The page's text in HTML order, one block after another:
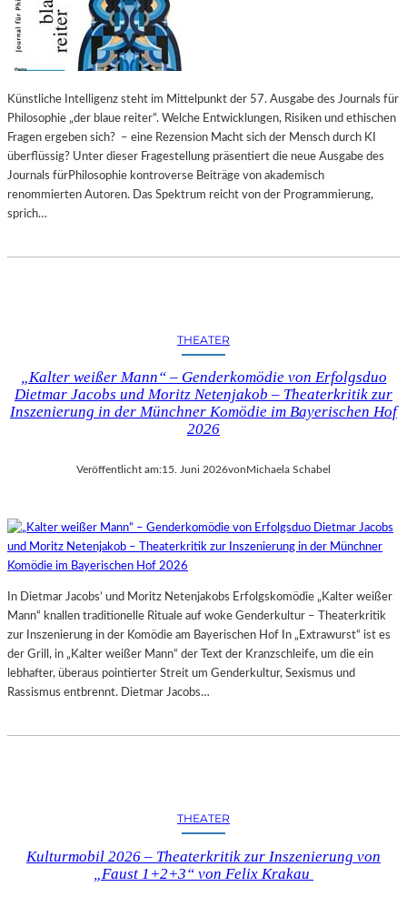
Künstliche Intelligenz steht im Mittelpunkt der 57. Ausgabe des Journals für
Philosophie „der blaue reiter“. Welche Entwicklungen, Risiken und ethischen
Fragen ergeben sich? – eine Rezension Macht sich der Mensch durch KI
überflüssig? Unter dieser Fragestellung präsentiert die neue Ausgabe des
Journals fürPhilosophie kontroverse Beiträge von akademisch
renommierten Autoren. Das Spektrum reicht von der Programmierung,
sprich…
THEATER
„Kalter weißer Mann“ – Genderkomödie von Erfolgsduo
Dietmar Jacobs und Moritz Netenjakob – Theaterkritik zur
Inszenierung in der Münchner Komödie im Bayerischen Hof
2026
Veröffentlicht am:15. Juni 2026vonMichaela Schabel
In Dietmar Jacobs’ und Moritz Netenjakobs Erfolgskomödie „Kalter weißer
Mann“ knallen traditionelle Rituale auf woke Genderkultur – Theaterkritik
zur Inszenierung in der Komödie am Bayerischen Hof In „Extrawurst“ ist es
der Grill, in „Kalter weißer Mann“ der Text der Kranzschleife, um die ein
lebhafter, überaus pointierter Streit um Genderkultur, Sexismus und
Rassismus entbrennt. Dietmar Jacobs…
THEATER
Kulturmobil 2026 – Theaterkritik zur Inszenierung von
„Faust 1+2+3“ von Felix Krakau